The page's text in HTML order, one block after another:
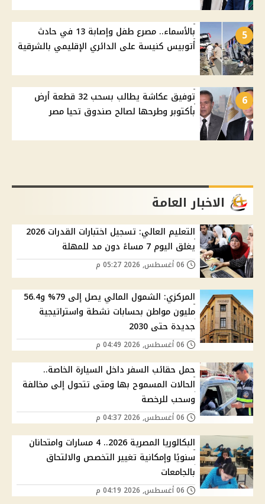
5
بالأسماء.. مصرع طفل وإصابة 13 في حادث
أتوبيس كنيسة على الدائري الإقليمي بالشرقية
6
توفيق عكاشة يطالب بسحب 32 قطعة أرض
بأكتوبر وطرحها لصالح صندوق تحيا مصر
الاخبار العامة
التعليم العالي: تسجيل اختبارات القدرات 2026
يغلق اليوم 7 مساءً دون مد للمهلة
المركزي: الشمول المالي يصل إلى 79% و56.4
مليون مواطن بحسابات نشطة واستراتيجية
جديدة حتى 2030
حمل حقائب السفر داخل السيارة الخاصة..
الحالات المسموح بها ومتى تتحول إلى مخالفة
وسحب للرخصة
البكالوريا المصرية 2026.. 4 مسارات وامتحانان
سنويًا وإمكانية تغيير التخصص والالتحاق
بالجامعات